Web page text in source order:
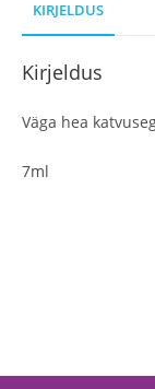
KIRJELDUS
Kirjeldus
Väga hea
7ml